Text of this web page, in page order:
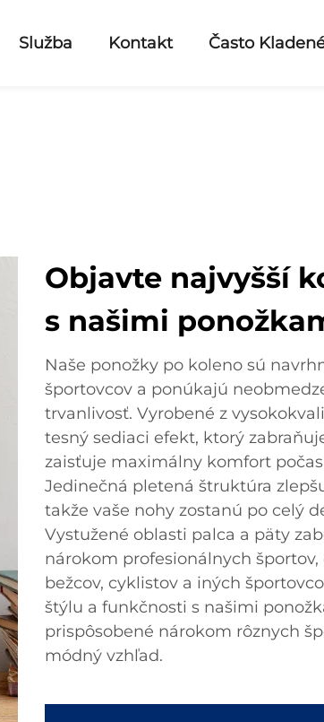
Služba Kontakt Často
Objavte najvyšší
s našimi
Naše ponožky po koleno sú
športovcov a ponúkajú
trvanlivosť. Vyrobené z
tesný sediaci efekt, ktorý
zaisťuje maximálny komfort
Jedinečná pletená štruktúra
takže vaše nohy zostanú po celý
Vystužené oblasti palca a päty
nárokom profesionálnych
bežcov, cyklistov a iných
štýlu a funkčnosti s našimi
prispôsobené nárokom rôznych
módný vzhľad.